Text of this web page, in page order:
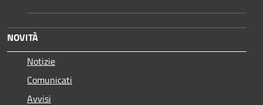
NOVITÀ
Notizie
Comunicati
Avvisi